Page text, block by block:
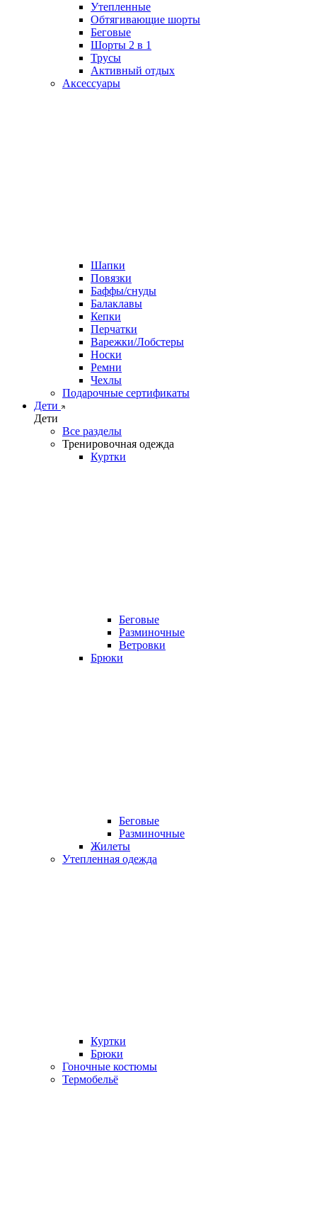
Утепленные
Обтягивающие шорты
Беговые
Шорты 2 в 1
Трусы
Активный отдых
Аксессуары
Шапки
Повязки
Баффы/снуды
Балаклавы
Кепки
Перчатки
Варежки/Лобстеры
Носки
Ремни
Чехлы
Подарочные сертификаты
Дети
Дети
Все разделы
Тренировочная одежда
Куртки
Беговые
Разминочные
Ветровки
Брюки
Беговые
Разминочные
Жилеты
Утепленная одежда
Куртки
Брюки
Гоночные костюмы
Термобельё